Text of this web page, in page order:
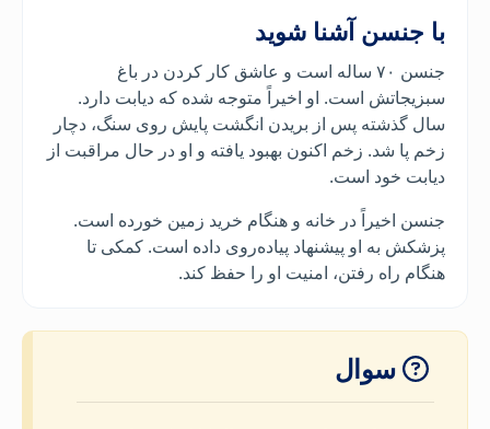
با جنسن آشنا شوید
جنسن ۷۰ ساله است و عاشق کار کردن در باغ
سبزیجاتش است. او اخیراً متوجه شده که دیابت دارد.
سال گذشته پس از بریدن انگشت پایش روی سنگ، دچار
زخم پا شد. زخم اکنون بهبود یافته و او در حال مراقبت از
دیابت خود است.
جنسن اخیراً در خانه و هنگام خرید زمین خورده است.
پزشکش به او پیشنهاد پیاده‌روی داده است. کمکی تا
هنگام راه رفتن، امنیت او را حفظ کند.
سوال